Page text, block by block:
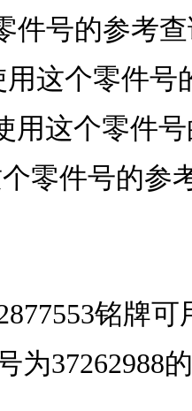
件号的参考查
用这个零件号
用这个零件
零件号的参
铭牌
为37262988